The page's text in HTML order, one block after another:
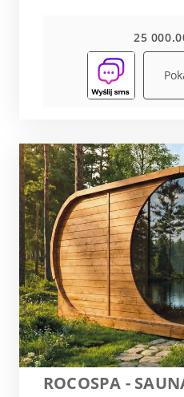
25
ROCOSPA -